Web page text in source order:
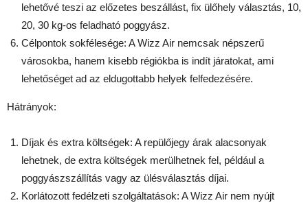
lehetővé teszi az előzetes beszállást, fix ülőhely választás, 10,
20, 30 kg-os feladható poggyász.
Célpontok sokfélesége: A Wizz Air nemcsak népszerű
városokba, hanem kisebb régiókba is indít járatokat, ami
lehetőséget ad az eldugottabb helyek felfedezésére.
Hátrányok:
Díjak és extra költségek: A repülőjegy árak alacsonyak
lehetnek, de extra költségek merülhetnek fel, például a
poggyászszállítás vagy az ülésválasztás díjai.
Korlátozott fedélzeti szolgáltatások: A Wizz Air nem nyújt